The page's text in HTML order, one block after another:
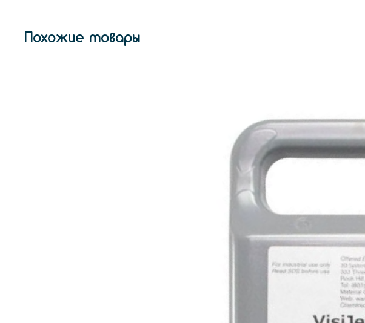
Похожие товары